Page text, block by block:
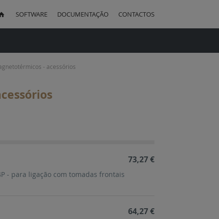
SOFTWARE DOCUMENTAÇÃO CONTACTOS
- acessórios
- para ligação com tomadas frontais
73,27 €
64,27 €